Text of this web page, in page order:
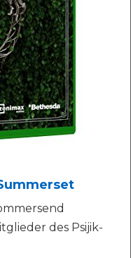
des Psijik-